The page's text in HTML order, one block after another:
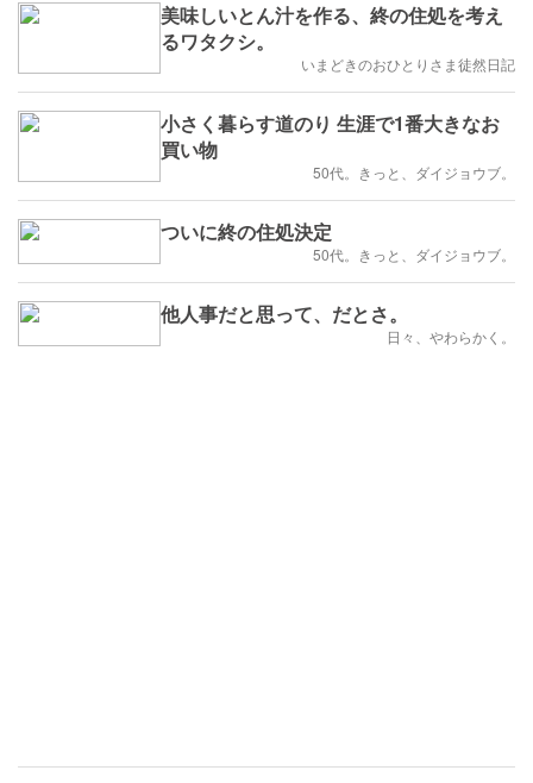
美味しいとん汁を作る、終の住処を考え
るワタクシ。
いまどきのおひとりさま徒然日記
小さく暮らす道のり 生涯で1番大きなお
買い物
50代。きっと、ダイジョウブ。
ついに終の住処決定
50代。きっと、ダイジョウブ。
他人事だと思って、だとさ。
日々、やわらかく。